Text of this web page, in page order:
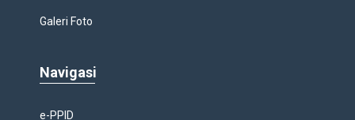
Galeri Foto
Navigasi
e-PPID